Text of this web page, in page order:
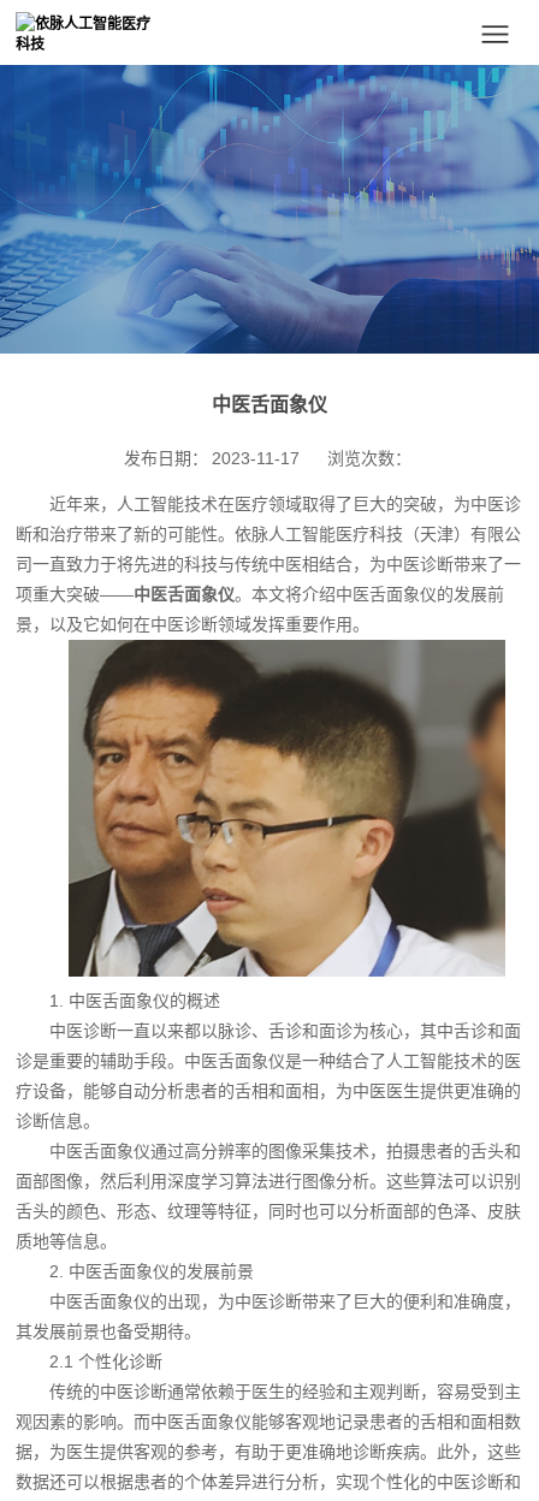
中医舌面象仪
发布日期： 2023-11-17 浏览次数：
近年来，人工智能技术在医疗领域取得了巨大的突破，为中医诊
断和治疗带来了新的可能性。依脉人工智能医疗科技（天津）有限公
司一直致力于将先进的科技与传统中医相结合，为中医诊断带来了一
项重大突破——中医舌面象仪。本文将介绍中医舌面象仪的发展前
景，以及它如何在中医诊断领域发挥重要作用。
1. 中医舌面象仪的概述
中医诊断一直以来都以脉诊、舌诊和面诊为核心，其中舌诊和面
诊是重要的辅助手段。中医舌面象仪是一种结合了人工智能技术的医
疗设备，能够自动分析患者的舌相和面相，为中医医生提供更准确的
诊断信息。
中医舌面象仪通过高分辨率的图像采集技术，拍摄患者的舌头和
面部图像，然后利用深度学习算法进行图像分析。这些算法可以识别
舌头的颜色、形态、纹理等特征，同时也可以分析面部的色泽、皮肤
质地等信息。
2. 中医舌面象仪的发展前景
中医舌面象仪的出现，为中医诊断带来了巨大的便利和准确度，
其发展前景也备受期待。
2.1 个性化诊断
传统的中医诊断通常依赖于医生的经验和主观判断，容易受到主
观因素的影响。而中医舌面象仪能够客观地记录患者的舌相和面相数
据，为医生提供客观的参考，有助于更准确地诊断疾病。此外，这些
数据还可以根据患者的个体差异进行分析，实现个性化的中医诊断和